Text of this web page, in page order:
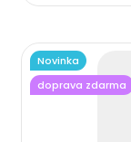
Novinka
doprava zdarma